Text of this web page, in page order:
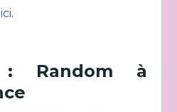
ici.
Random à